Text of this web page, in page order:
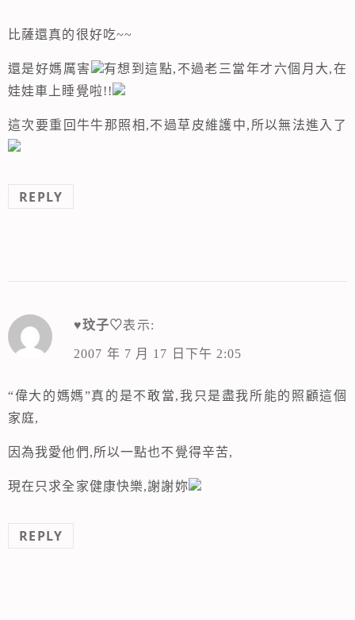
比薩還真的很好吃~~
還是好媽厲害
有想到這點,不過老三當年才六個月大,在
娃娃車上睡覺啦!!
這次要重回牛牛那照相,不過草皮維護中,所以無法進入了
REPLY
♥玟子♡表示:
2007 年 7 月 17 日下午 2:05
“偉大的媽媽”真的是不敢當,我只是盡我所能的照顧這個
家庭,
因為我愛他們,所以一點也不覺得辛苦,
現在只求全家健康快樂,謝謝妳
REPLY